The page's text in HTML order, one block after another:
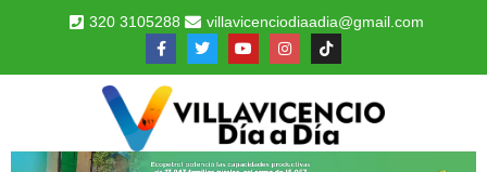
320 3105288 villavicenciodiaadia@gmail.com